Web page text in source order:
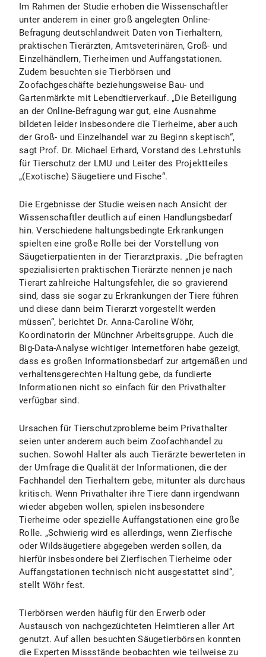
Im Rahmen der Studie erhoben die Wissenschaftler
unter anderem in einer groß angelegten Online-
Befragung deutschlandweit Daten von Tierhaltern,
praktischen Tierärzten, Amtsveterinären, Groß- und
Einzelhändlern, Tierheimen und Auffangstationen.
Zudem besuchten sie Tierbörsen und
Zoofachgeschäfte beziehungsweise Bau- und
Gartenmärkte mit Lebendtierverkauf. „Die Beteiligung
an der Online-Befragung war gut, eine Ausnahme
bildeten leider insbesondere die Tierheime, aber auch
der Groß- und Einzelhandel war zu Beginn skeptisch“,
sagt Prof. Dr. Michael Erhard, Vorstand des Lehrstuhls
für Tierschutz der LMU und Leiter des Projektteiles
„(Exotische) Säugetiere und Fische“.
Die Ergebnisse der Studie weisen nach Ansicht der
Wissenschaftler deutlich auf einen Handlungsbedarf
hin. Verschiedene haltungsbedingte Erkrankungen
spielten eine große Rolle bei der Vorstellung von
Säugetierpatienten in der Tierarztpraxis. „Die befragten
spezialisierten praktischen Tierärzte nennen je nach
Tierart zahlreiche Haltungsfehler, die so gravierend
sind, dass sie sogar zu Erkrankungen der Tiere führen
und diese dann beim Tierarzt vorgestellt werden
müssen“, berichtet Dr. Anna-Caroline Wöhr,
Koordinatorin der Münchner Arbeitsgruppe. Auch die
Big-Data-Analyse wichtiger Internetforen habe gezeigt,
dass es großen Informationsbedarf zur artgemäßen und
verhaltensgerechten Haltung gebe, da fundierte
Informationen nicht so einfach für den Privathalter
verfügbar sind.
Ursachen für Tierschutzprobleme beim Privathalter
seien unter anderem auch beim Zoofachhandel zu
suchen. Sowohl Halter als auch Tierärzte bewerteten in
der Umfrage die Qualität der Informationen, die der
Fachhandel den Tierhaltern gebe, mitunter als durchaus
kritisch. Wenn Privathalter ihre Tiere dann irgendwann
wieder abgeben wollen, spielen insbesondere
Tierheime oder spezielle Auffangstationen eine große
Rolle. „Schwierig wird es allerdings, wenn Zierfische
oder Wildsäugetiere abgegeben werden sollen, da
hierfür insbesondere bei Zierfischen Tierheime oder
Auffangstationen technisch nicht ausgestattet sind“,
stellt Wöhr fest.
Tierbörsen werden häufig für den Erwerb oder
Austausch von nachgezüchteten Heimtieren aller Art
genutzt. Auf allen besuchten Säugetierbörsen konnten
die Experten Missstände beobachten wie teilweise zu